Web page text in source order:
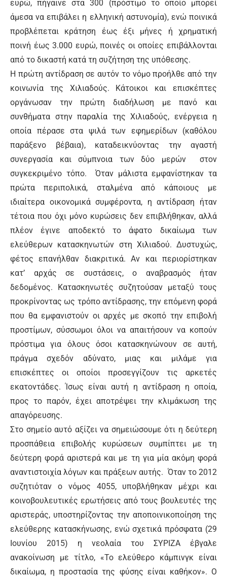
ευρώ, πήγαινε στα 300 (πρόστιμο το οποίο μπορεί
άμεσα να επιβάλει η ελληνική αστυνομία), ενώ ποινικά
προβλέπεται κράτηση έως έξι μήνες ή χρηματική
ποινή έως 3.000 ευρώ, ποινές οι οποίες επιβάλλονται
από το δικαστή κατά τη συζήτηση της υπόθεσης.
Η πρώτη αντίδραση σε αυτόν το νόμο προήλθε από την
κοινωνία της Χιλιαδούς. Κάτοικοι και επισκέπτες
οργάνωσαν την πρώτη διαδήλωση με πανό και
συνθήματα στην παραλία της Χιλιαδούς, ενέργεια η
οποία πέρασε στα ψιλά των εφημερίδων (καθόλου
παράξενο βέβαια), καταδεικνύοντας την αγαστή
συνεργασία και σύμπνοια των δύο μερών στον
συγκεκριμένο τόπο. Όταν μάλιστα εμφανίστηκαν τα
πρώτα περιπολικά, σταλμένα από κάποιους με
ιδιαίτερα οικονομικά συμφέροντα, η αντίδραση ήταν
τέτοια που όχι μόνο κυρώσεις δεν επιβλήθηκαν, αλλά
πλέον έγινε αποδεκτό το άφατο δικαίωμα των
ελεύθερων κατασκηνωτών στη Χιλιαδού. Δυστυχώς,
φέτος επανήλθαν διακριτικά. Αν και περιορίστηκαν
κατ’ αρχάς σε συστάσεις, ο αναβρασμός ήταν
δεδομένος. Κατασκηνωτές συζητούσαν μεταξύ τους
προκρίνοντας ως τρόπο αντίδρασης, την επόμενη φορά
που θα εμφανιστούν οι αρχές με σκοπό την επιβολή
προστίμων, σύσσωμοι όλοι να απαιτήσουν να κοπούν
πρόστιμα για όλους όσοι κατασκηνώνουν σε αυτή,
πράγμα σχεδόν αδύνατο, μιας και μιλάμε για
επισκέπτες οι οποίοι προσεγγίζουν τις αρκετές
εκατοντάδες. Ίσως είναι αυτή η αντίδραση η οποία,
προς το παρόν, έχει αποτρέψει την κλιμάκωση της
απαγόρευσης.
Στο σημείο αυτό αξίζει να σημειώσουμε ότι η δεύτερη
προσπάθεια επιβολής κυρώσεων συμπίπτει με τη
δεύτερη φορά αριστερά και με τη για μία ακόμη φορά
αναντιστοιχία λόγων και πράξεων αυτής. Όταν το 2012
συζητιόταν ο νόμος 4055, υποβλήθηκαν μέχρι και
κοινοβουλευτικές ερωτήσεις από τους βουλευτές της
αριστεράς, υποστηρίζοντας την αποποινικοποίηση της
ελεύθερης κατασκήνωσης, ενώ σχετικά πρόσφατα (29
Ιουνίου 2015) η νεολαία του ΣΥΡΙΖΑ έβγαλε
ανακοίνωση με τίτλο, «Το ελεύθερο κάμπινγκ είναι
δικαίωμα, η προστασία της φύσης είναι καθήκον». Ο